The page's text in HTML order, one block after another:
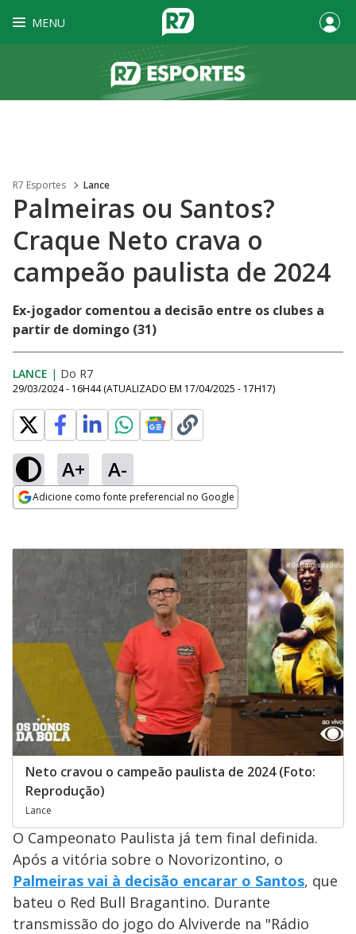
MENU
R7 Esportes Lance
Palmeiras ou Santos?
Craque Neto crava o
campeão paulista de 2024
Ex-jogador comentou a decisão entre os clubes a
partir de domingo (31)
LANCE | Do R7
29/03/2024 - 16H44 (ATUALIZADO EM 17/04/2025 - 17H17)
A+ A-
Adicione como fonte preferencial no Google
Neto cravou o campeão paulista de 2024 (Foto:
Reprodução)
Lance
O Campeonato Paulista já tem final definida.
Após a vitória sobre o Novorizontino, o
Palmeiras vai à decisão encarar o Santos, que
bateu o Red Bull Bragantino. Durante
transmissão do jogo do Alviverde na "Rádio